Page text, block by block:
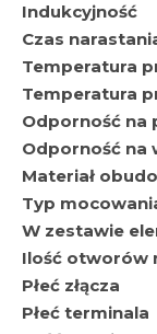
Indukcyjność
Czas
Temperatura
Temperatura
Odporność na
Odporność na
Materiał
Typ
W zestawie
Ilość otworów
Płeć złącza
Płeć terminala